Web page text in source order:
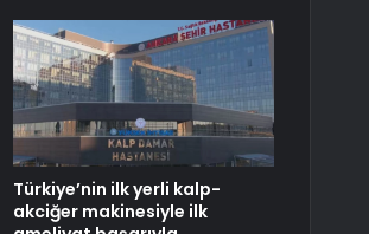
Türkiye’nin ilk yerli kalp-
akciğer makinesiyle ilk